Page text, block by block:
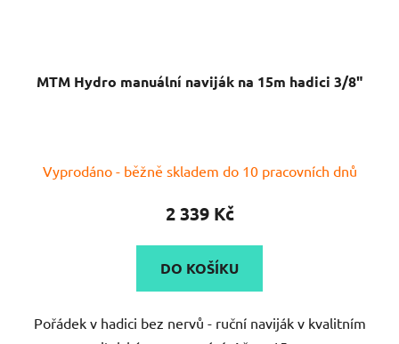
MTM Hydro manuální naviják na 15m hadici 3/8"
Vyprodáno - běžně skladem do 10 pracovních dnů
2 339 Kč
DO KOŠÍKU
Pořádek v hadici bez nervů - ruční naviják v kvalitním